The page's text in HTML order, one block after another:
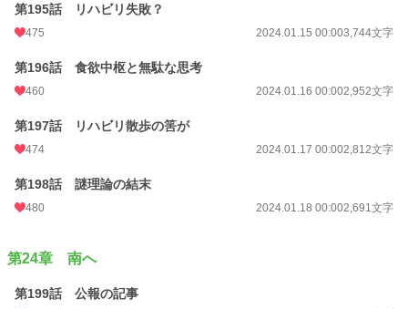
第195話 リハビリ失敗？
475 2024.01.15 00:003,744文字
第196話 食欲中枢と無駄な思考
460 2024.01.16 00:002,952文字
第197話 リハビリ散歩の筈が
474 2024.01.17 00:002,812文字
第198話 謎理論の結末
480 2024.01.18 00:002,691文字
第24章 南へ
第199話 公報の記事